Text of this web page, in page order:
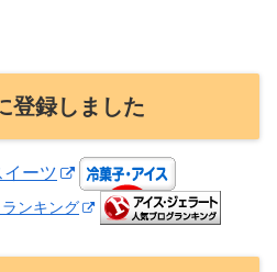
登録しました
イーツ
ンキング